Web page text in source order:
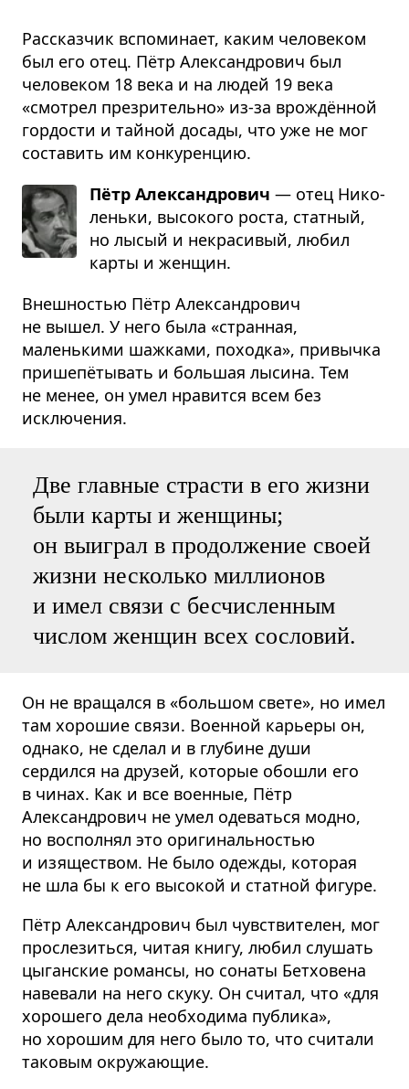
Рассказчик вспоминает, каким человеком
был его отец. Пётр Александрович был
человеком 18 века и на людей 19 века
«смотрел презрительно» из-за врождённой
гордости и тайной досады, что уже не мог
составить им конкуренцию.
Пётр Александрович — отец Нико­
леньки, высо­кого роста, стат­ный,
но лысый и некра­си­вый, любил
карты и жен­щин.
Внешностью Пётр Александрович
не вышел. У него была «странная,
маленькими шажками, походка», привычка
пришепётывать и большая лысина. Тем
не менее, он умел нравится всем без
исключения.
Две главные страсти в его жизни
были карты и женщины;
он выиграл в продолжение своей
жизни несколько миллионов
и имел связи с бесчисленным
числом женщин всех сословий.
Он не вращался в «большом свете», но имел
там хорошие связи. Военной карьеры он,
однако, не сделал и в глубине души
сердился на друзей, которые обошли его
в чинах. Как и все военные, Пётр
Александрович не умел одеваться модно,
но восполнял это оригинальностью
и изяществом. Не было одежды, которая
не шла бы к его высокой и статной фигуре.
Пётр Александрович был чувствителен, мог
прослезиться, читая книгу, любил слушать
цыганские романсы, но сонаты Бетховена
навевали на него скуку. Он считал, что «для
хорошего дела необходима публика»,
но хорошим для него было то, что считали
таковым окружающие.